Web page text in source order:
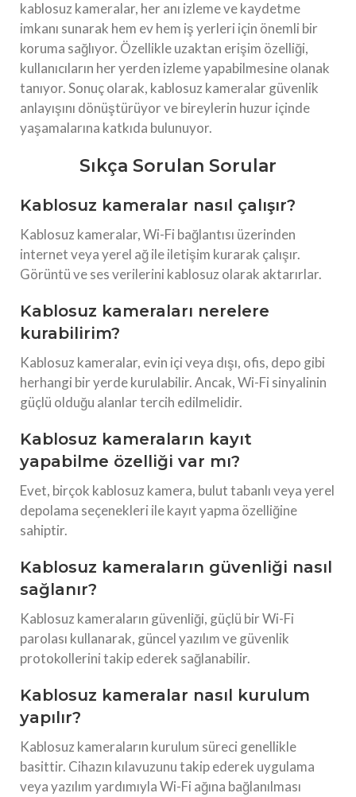
kablosuz kameralar, her anı izleme ve kaydetme
imkanı sunarak hem ev hem iş yerleri için önemli bir
koruma sağlıyor. Özellikle uzaktan erişim özelliği,
kullanıcıların her yerden izleme yapabilmesine olanak
tanıyor. Sonuç olarak, kablosuz kameralar güvenlik
anlayışını dönüştürüyor ve bireylerin huzur içinde
yaşamalarına katkıda bulunuyor.
Sıkça Sorulan Sorular
Kablosuz kameralar nasıl çalışır?
Kablosuz kameralar, Wi-Fi bağlantısı üzerinden
internet veya yerel ağ ile iletişim kurarak çalışır.
Görüntü ve ses verilerini kablosuz olarak aktarırlar.
Kablosuz kameraları nerelere
kurabilirim?
Kablosuz kameralar, evin içi veya dışı, ofis, depo gibi
herhangi bir yerde kurulabilir. Ancak, Wi-Fi sinyalinin
güçlü olduğu alanlar tercih edilmelidir.
Kablosuz kameraların kayıt
yapabilme özelliği var mı?
Evet, birçok kablosuz kamera, bulut tabanlı veya yerel
depolama seçenekleri ile kayıt yapma özelliğine
sahiptir.
Kablosuz kameraların güvenliği nasıl
sağlanır?
Kablosuz kameraların güvenliği, güçlü bir Wi-Fi
parolası kullanarak, güncel yazılım ve güvenlik
protokollerini takip ederek sağlanabilir.
Kablosuz kameralar nasıl kurulum
yapılır?
Kablosuz kameraların kurulum süreci genellikle
basittir. Cihazın kılavuzunu takip ederek uygulama
veya yazılım yardımıyla Wi-Fi ağına bağlanılması